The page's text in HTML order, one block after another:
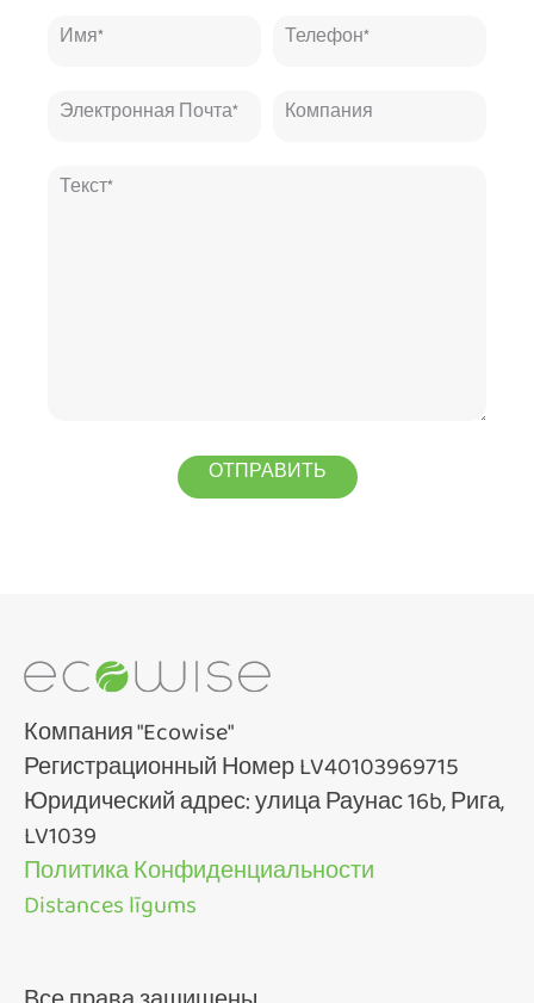
Компания "Ecowise"
Регистрационный Номер LV40103969715
Юридический адрес: улица Раунас 16b, Рига,
LV1039
Политика Конфиденциальности
Distances līgums